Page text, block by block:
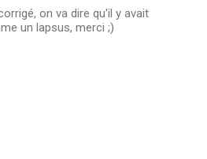
on va dire qu'il y avait
un lapsus, merci ;)